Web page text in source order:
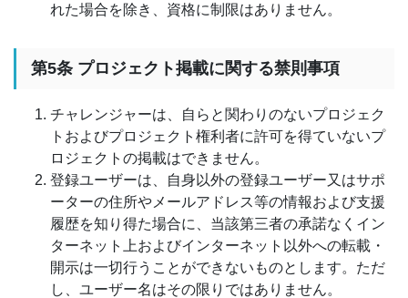
れた場合を除き、資格に制限はありません。
第5条 プロジェクト掲載に関する禁則事項
チャレンジャーは、自らと関わりのないプロジェク
トおよびプロジェクト権利者に許可を得ていないプ
ロジェクトの掲載はできません。
登録ユーザーは、自身以外の登録ユーザー又はサポ
ーターの住所やメールアドレス等の情報および支援
履歴を知り得た場合に、当該第三者の承諾なくイン
ターネット上およびインターネット以外への転載・
開示は一切行うことができないものとします。ただ
し、ユーザー名はその限りではありません。